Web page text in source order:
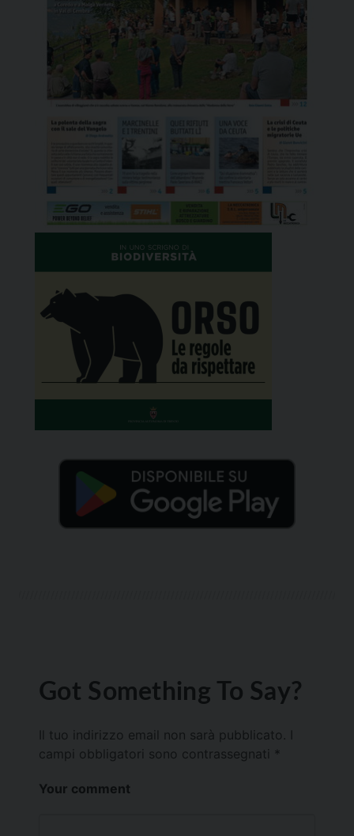
Got Something To Say?
Il tuo indirizzo email non sarà pubblicato.
campi obbligatori sono contrassegnati *
Your comment